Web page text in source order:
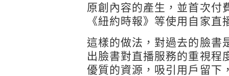
原創內容的產生，並首次付
《紐約時報》等使用自家直
這樣的做法，對過去的臉書
出臉書對直播服務的重視程
優質的資源，吸引用戶留下